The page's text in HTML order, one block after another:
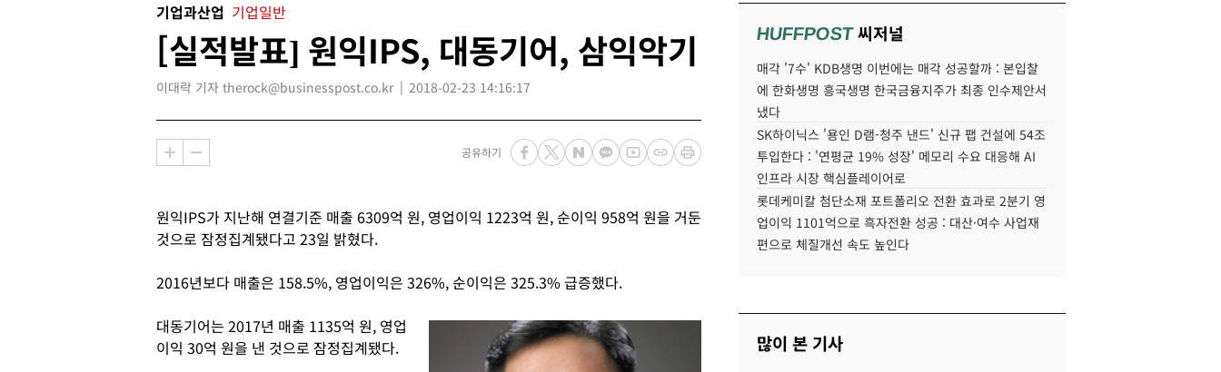
기업과산업 기업일반
[실적발표] 원익IPS, 대동기어, 삼익악기
이대락 기자 therock@businesspost.co.kr 2018-02-23 14:16:17
공유하기
원익IPS가 지난해 연결기준 매출 6309억 원, 영업이익 1223억 원, 순이익 958억 원을 거둔
것으로 잠정집계됐다고 23일 밝혔다.
2016년보다 매출은 158.5%, 영업이익은 326%, 순이익은 325.3% 급증했다.
대동기어는 2017년 매출 1135억 원, 영업
이익 30억 원을 낸 것으로 잠정집계됐다.
HUFFPOST씨저널
매각 '7수' KDB생명 이번에는 매각 성공할까 : 본입찰
에 한화생명 흥국생명 한국금융지주가 최종 인수제안서
냈다
SK하이닉스 '용인 D램-청주 낸드' 신규 팹 건설에 54조
투입한다 : '연평균 19% 성장' 메모리 수요 대응해 AI
인프라 시장 핵심플레이어로
롯데케미칼 첨단소재 포트폴리오 전환 효과로 2분기 영
업이익 1101억으로 흑자전환 성공 : 대산·여수 사업재
편으로 체질개선 속도 높인다
많이 본 기사